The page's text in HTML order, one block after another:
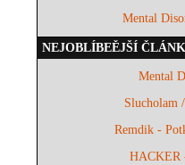
Mental
NEJOBLÍBEĚJŠÍ
Mental
Slucholam
Remdik -
HACKER